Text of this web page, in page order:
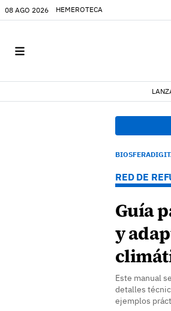
08 AGO 2026 HEMEROTECA
RED DE
Guía
y
Este manual
detalles
ejemplos